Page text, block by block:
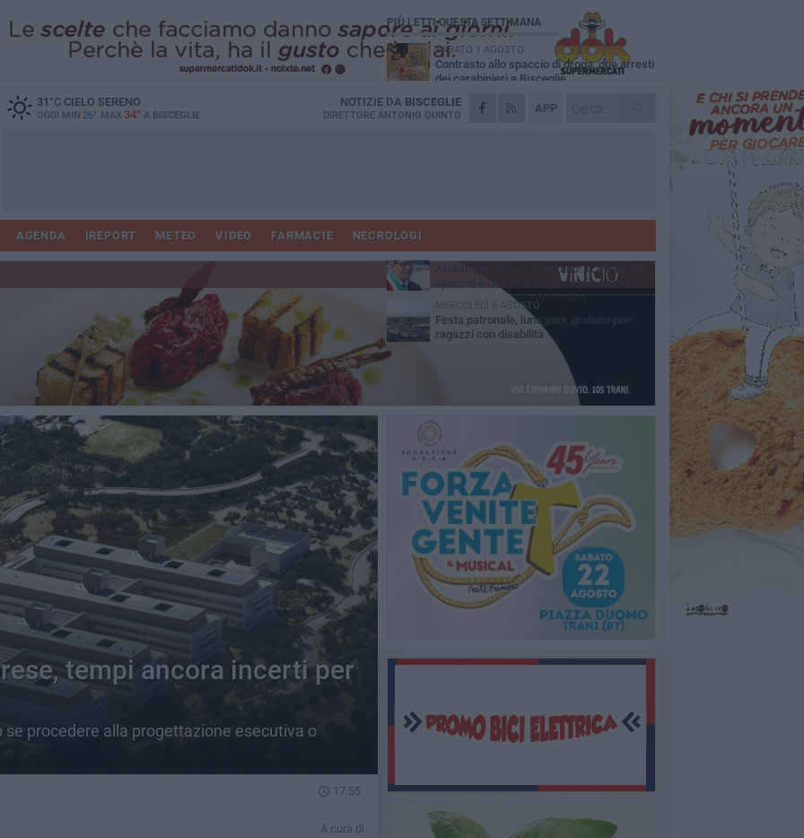
31 °CCIELO SERENO
OGGI MIN 26° MAX 34° A BISCEGLIE
APP
NOTIZIE DA BISCEGLIE
DIRETTORE ANTONIO QUINTO
AGENDA IREPORT METEO VIDEO FARMACIE NECROLOGI
tempi ancora incerti per
procedere alla progettazione esecutiva o
17.55
A cura di
PIÙ LETTI QUESTA SETTIMANA
SABATO 1 AGOSTO
Contrasto allo spaccio di droga, due arresti
dei carabinieri a Bisceglie
MARTEDÌ 4 AGOSTO
Emergenza caldo, il Comune di Bisceglie
Due auto incendiate nella notte in via Dieta
SABATO 1 AGOSTO
Arresti per droga, Angarano: «La lotta allo
spaccio è una priorità per la sicurezza»
MERCOLEDÌ 5 AGOSTO
Festa patronale, luna park gratuito per i
ragazzi con disabilità